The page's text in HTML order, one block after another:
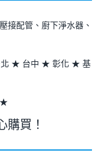
接配管、廚下淨水器、
北 ★ 台中 ★ 彰化 ★ 基
★
購買！